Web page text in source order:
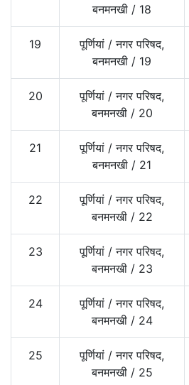
बनमनखी / 18
19 पूर्णियां /नगर परिषद,
बनमनखी / 19
20 पूर्णियां /नगर परिषद,
बनमनखी / 20
21 पूर्णियां /नगर परिषद,
बनमनखी / 21
22 पूर्णियां /नगर परिषद,
बनमनखी / 22
23 पूर्णियां /नगर परिषद,
बनमनखी / 23
24 पूर्णियां /नगर परिषद,
बनमनखी / 24
25 पूर्णियां /नगर परिषद,
बनमनखी / 25